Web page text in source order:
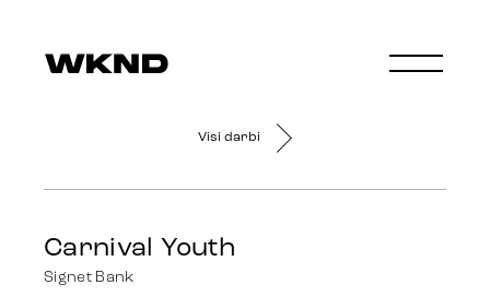
Visi darbi
Carnival Youth
Signet Bank